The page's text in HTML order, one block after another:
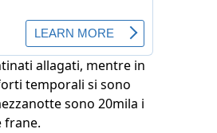
allagati, mentre in
temporali si sono
sono 20mila i
frane.